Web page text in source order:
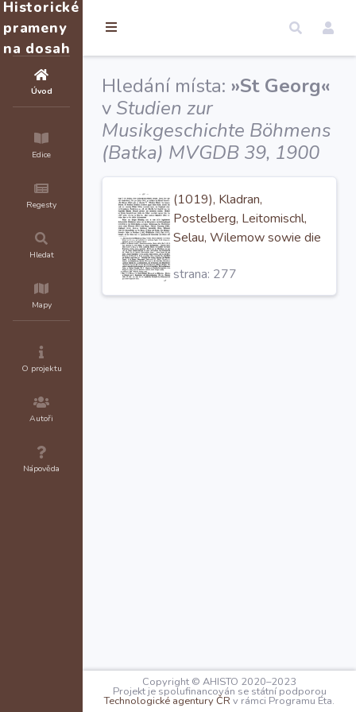
Historické
prameny
na dosah
Úvod
Edice
Regesty
Hledat
Mapy
O projektu
Autoři
Nápověda
Hledání místa: »St Georg«
v Studien zur
Musikgeschichte Böhmens
(Batka) MVGDB 39, 1900
(1019), Kladran,
Postelberg, Leitomischl,
Selau, Wilemow sowie die
Georg in Prag und Teplitz.
Die Prämonstratenser
strana: 277
Copyright © AHISTO 2020–2023
Projekt je spolufinancován se státní podporou
Technologické agentury ČR v rámci Programu Éta.